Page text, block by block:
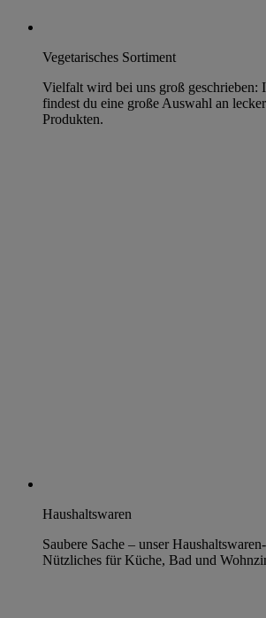
Vegetarisches Sortiment
Vielfalt wird bei uns groß geschrieben:
findest du eine große Auswahl an
Produkten.
Haushaltswaren
Saubere Sache – unser
Nützliches für Küche, Bad und